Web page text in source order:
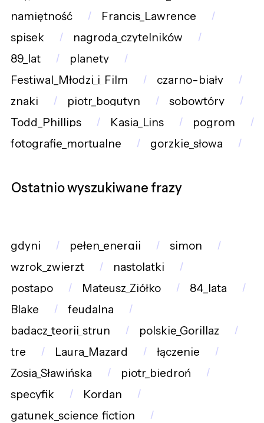
namiętność
Francis_Lawrence
spisek
nagroda_czytelników
89_lat
planety
Festiwal_Młodzi_i_Film
czarno-biały
znaki
piotr_bogutyn
sobowtóry
Todd_Phillips
Kasia_Lins
pogrom
fotografie_mortualne
gorzkie_słowa
Ostatnio wyszukiwane frazy
gdyni pełen_energii
simon
wzrok_zwierzt
nastolatki
postapo
Mateusz_Ziółko
84_lata
Blake
feudalna
badacz_teorii_strun
polskie_Gorillaz
tre
Laura_Mazard
łączenie
Zosia_Sławińska
piotr_biedroń
specyfik
Kordan
gatunek_science_fiction